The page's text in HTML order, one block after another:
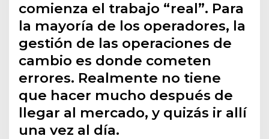
comienza el trabajo “real”. Para
la mayoría de los operadores, la
gestión de las operaciones de
cambio es donde cometen
errores. Realmente no tiene
que hacer mucho después de
llegar al mercado, y quizás ir allí
una vez al día.